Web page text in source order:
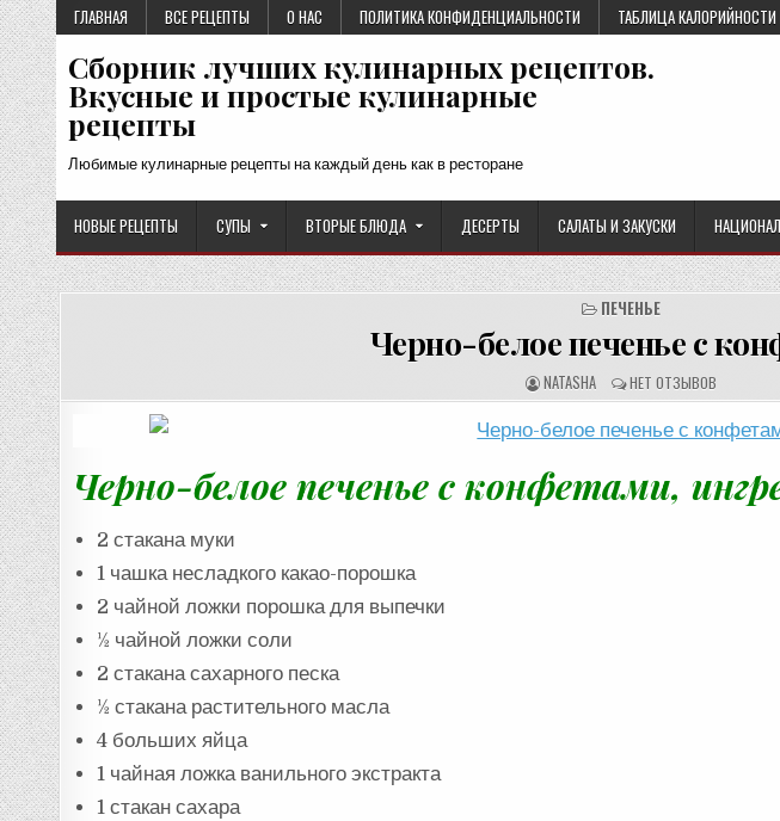
Перейти
к
содержимому
ГЛАВНАЯ ВСЕ РЕЦЕПТЫ О НАС ПОЛИТИКА КОНФИДЕНЦИАЛЬНОСТИ ТАБЛИЦА
Сборник лучших кулинарных рецептов.
Вкусные и простые кулинарные
рецепты
Любимые кулинарные рецепты на каждый день как в ресторане
НОВЫЕ РЕЦЕПТЫ СУПЫ ВТОРЫЕ БЛЮДА ДЕСЕРТЫ САЛАТЫ И ЗАКУСКИ
ПЕЧЕНЬЕ
Черно-белое печенье с
А
В
Т
О
Р
Е
Ц
Е
П
NATASHA О
Т
З
Ы
В
НЕТ ОТЗЫВОВ
Черно-белое печенье с конфетами,
2 стакана муки
1 чашка несладкого какао-порошка
2 чайной ложки порошка для выпечки
½ чайной ложки соли
2 стакана сахарного песка
½ стакана растительного масла
4 больших яйца
1 чайная ложка ванильного экстракта
1 стакан сахара